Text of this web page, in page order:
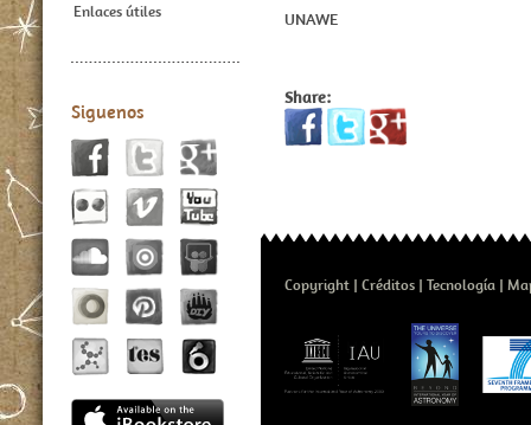
Enlaces útiles
Siguenos
UNAWE
Share:
Copyright Créditos Tecnología